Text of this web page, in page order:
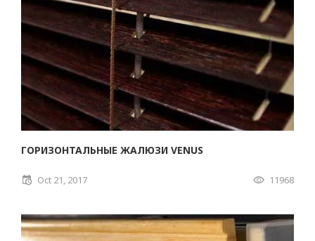
ГОРИЗОНТАЛЬНЫЕ ЖАЛЮЗИ VENUS
Oct 21, 2017 11968